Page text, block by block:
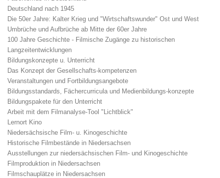
Deutschland nach 1945
Die 50er Jahre: Kalter Krieg und "Wirtschaftswunder" Ost und West
Umbrüche und Aufbrüche ab Mitte der 60er Jahre
100 Jahre Geschichte - Filmische Zugänge zu historischen
Langzeitentwicklungen
Bildungskonzepte u. Unterricht
Das Konzept der Gesellschafts-kompetenzen
Veranstaltungen und Fortbildungsangebote
Bildungsstandards, Fächercurricula und Medienbildungs-konzepte
Bildungspakete für den Unterricht
Arbeit mit dem Filmanalyse-Tool "Lichtblick"
Lernort Kino
Niedersächsische Film- u. Kinogeschichte
Historische Filmbestände in Niedersachsen
Ausstellungen zur niedersächsischen Film- und Kinogeschichte
Filmproduktion in Niedersachsen
Filmschauplätze in Niedersachsen